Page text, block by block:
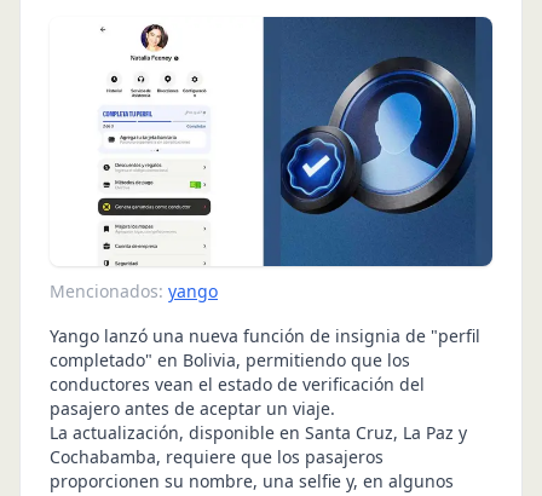
Mencionados: yango
Yango lanzó una nueva función de insignia de "perfil
completado" en Bolivia, permitiendo que los
conductores vean el estado de verificación del
pasajero antes de aceptar un viaje.
La actualización, disponible en Santa Cruz, La Paz y
Cochabamba, requiere que los pasajeros
proporcionen su nombre, una selfie y, en algunos